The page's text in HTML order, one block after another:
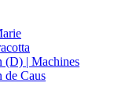
(D) | Machines
de Caus